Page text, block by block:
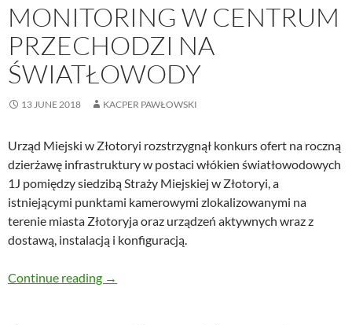
MONITORING W CENTRUM
PRZECHODZI NA
ŚWIATŁOWODY
13 JUNE 2018 KACPER PAWŁOWSKI
Urząd Miejski w Złotoryi rozstrzygnął konkurs ofert na roczną
dzierżawę infrastruktury w postaci włókien światłowodowych
1J pomiędzy siedzibą Straży Miejskiej w Złotoryi, a
istniejącymi punktami kamerowymi zlokalizowanymi na
terenie miasta Złotoryja oraz urządzeń aktywnych wraz z
dostawą, instalacją i konfiguracją.
Continue reading Monitoring w centrum przechodzi na
→